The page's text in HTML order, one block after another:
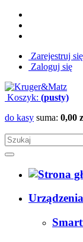
Zarejestruj się
Zaloguj się
Koszyk: (pusty)
do kasy suma: 0,00